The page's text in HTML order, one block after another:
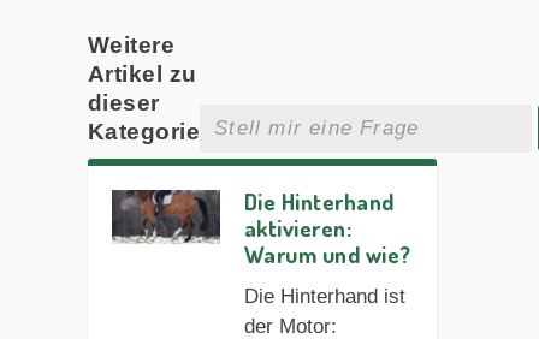
Weitere
Artikel zu
dieser
Kategorie
Die Hinterhand
aktivieren:
Warum und wie?
Die Hinterhand ist
der Motor: